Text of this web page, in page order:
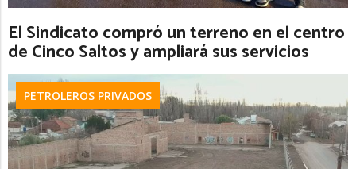
El Sindicato compró un terreno en el centro
de Cinco Saltos y ampliará sus servicios
PETROLEROS PRIVADOS